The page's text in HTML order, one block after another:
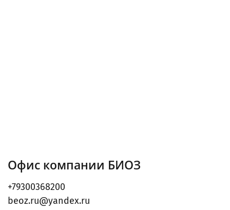
Офис компании БИОЗ
+79300368200
beoz.ru@yandex.ru